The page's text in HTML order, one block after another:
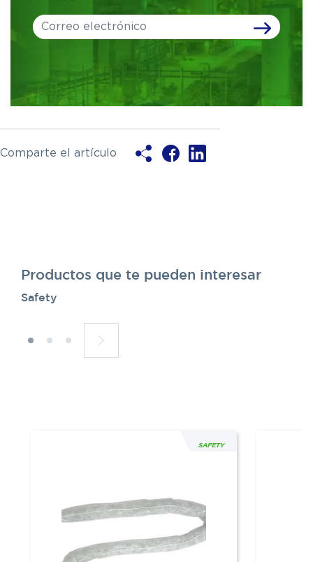
Leave
this
Comparte el artículo
Productos que te pueden interesar
Safety
SAFETY